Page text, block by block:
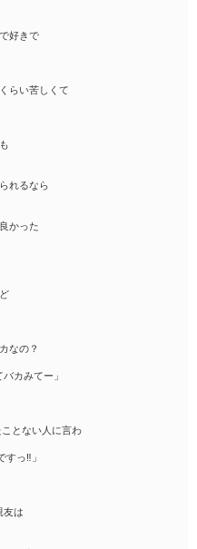
好きで
らい苦しくて
れるなら
かった
なの？
カみてー」
ことない人に言わ
すっ‼︎」
友は